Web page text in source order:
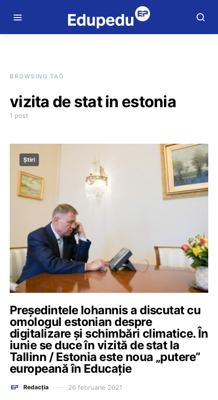
BROWSING TAG
vizita de stat in estonia
1 post
Știri
Președintele Iohannis a discutat cu
omologul estonian despre
digitalizare și schimbări climatice. În
iunie se duce în vizită de stat la
Tallinn / Estonia este noua „putere”
europeană în Educație
Redacția 26 februarie 2021